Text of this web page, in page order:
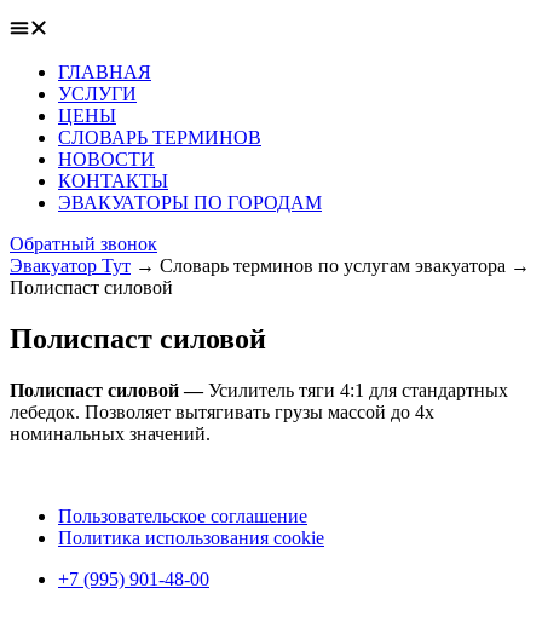
ГЛАВНАЯ
УСЛУГИ
ЦЕНЫ
СЛОВАРЬ ТЕРМИНОВ
НОВОСТИ
КОНТАКТЫ
ЭВАКУАТОРЫ ПО ГОРОДАМ
Обратный звонок
Эвакуатор Тут → Словарь терминов по услугам эвакуатора →
Полиспаст силовой
Полиспаст силовой
Полиспаст силовой —Усилитель тяги 4:1 для стандартных
лебедок. Позволяет вытягивать грузы массой до 4х
номинальных значений.
Пользовательское соглашение
Политика использования cookie
+7 (995) 901-48-00